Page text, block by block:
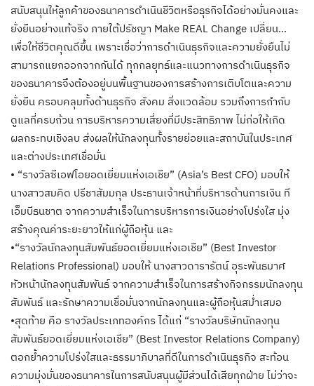
สนับสนุนให้ลูกค้าของธนาคารดำเนินชีวิตหรือธุรกิจได้อย่างมั่นคงและ
ยั่งยืนอย่างแท้จริง ภายใต้ปรัชญา Make REAL Change เปลี่ยน…
เพื่อให้ชีวิตคุณดีขึ้น เพราะเชื่อว่าการดำเนินธุรกิจและความยั่งยืนไม่
สามารถแยกออกจากกันได้ ทุกกลยุทธ์และแนวทางการดำเนินธุรกิจ
ของธนาคารจึงต้องอยู่บนพื้นฐานของการสร้างการเติบโตและความ
ยั่งยืน ครอบคลุมทั้งด้านธุรกิจ สังคม สิ่งแวดล้อม รวมถึงการกำกับ
ดูแลที่ครบถ้วน การบริหารความเสี่ยงที่มีประสิทธิภาพ ไม่ก่อให้เกิด
ผลกระทบเชิงลบ ส่งผลให้นักลงทุนทั้งรายย่อยและสถาบันในประเทศ
และต่างประเทศเชื่อมั่น
• “รางวัลซีเอฟโอยอดเยี่ยมแห่งเอเชีย” (Asia’s Best CFO) มอบให้
นางสาวสมคิด ปรีชาสัมมกุล ประธานเจ้าหน้าที่บริหารด้านการเงิน ที
เอ็มบีธนชาต จากความสำเร็จในการบริหารการเงินอย่างโปร่งใส มุ่ง
สร้างคุณค่าระยะยาวให้แก่ผู้ถือหุ้น และ
•“รางวัลนักลงทุนสัมพันธ์ยอดเยี่ยมแห่งเอเชีย” (Best Investor
Relations Professional) มอบให้ นางสาวดารารัตน์ อุระพันธมาศ
หัวหน้านักลงทุนสัมพันธ์ จากความสำเร็จในการสร้างกิจกรรมนักลงทุน
สัมพันธ์ และรักษาความเชื่อมั่นจากนักลงทุนและผู้ถือหุ้นสม่ำเสมอ
•สุดท้าย คือ รางวัลประเภทองค์กร ได้แก่ “รางวัลบริษัทนักลงทุน
สัมพันธ์ยอดเยี่ยมแห่งเอเชีย” (Best Investor Relations Company)
ตอกย้ำความโปร่งใสและธรรมาภิบาลที่ดีในการดำเนินธุรกิจ สะท้อน
ความมุ่งมั่นของธนาคารในการสนับสนุนผู้มีส่วนได้เสียทุกฝ่าย ไม่ว่าจะ